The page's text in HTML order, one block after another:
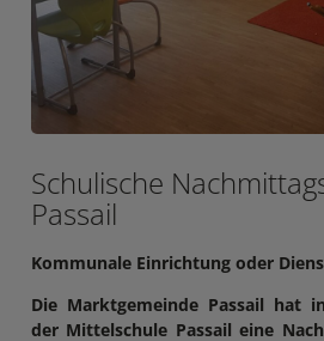
Schulische
Passail
Kommunale Einrichtung oder
Die Marktgemeinde Passail hat
der Mittelschule Passail eine